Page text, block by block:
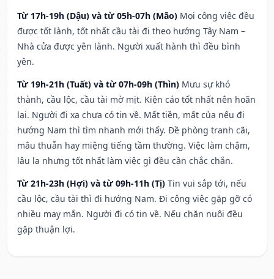
Từ 17h-19h (Dậu) và từ 05h-07h (Mão) Mọi công việc đều
được tốt lành, tốt nhất cầu tài đi theo hướng Tây Nam –
Nhà cửa được yên lành. Người xuất hành thì đều bình
yên.
Từ 19h-21h (Tuất) và từ 07h-09h (Thìn) Mưu sự khó
thành, cầu lộc, cầu tài mờ mịt. Kiện cáo tốt nhất nên hoãn
lại. Người đi xa chưa có tin về. Mất tiền, mất của nếu đi
hướng Nam thì tìm nhanh mới thấy. Đề phòng tranh cãi,
mâu thuẫn hay miệng tiếng tầm thường. Việc làm chậm,
lâu la nhưng tốt nhất làm việc gì đều cần chắc chắn.
Từ 21h-23h (Hợi) và từ 09h-11h (Tị) Tin vui sắp tới, nếu
cầu lộc, cầu tài thì đi hướng Nam. Đi công việc gặp gỡ có
nhiều may mắn. Người đi có tin về. Nếu chăn nuôi đều
gặp thuận lợi.